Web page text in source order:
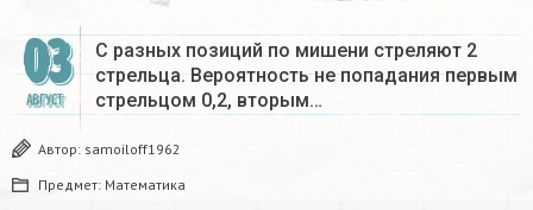
03
АВГУСТ
С разных позиций по мишени стреляют 2
стрельца. Вероятность не попадания первым
стрельцом 0,2, вторым…
Автор: samoiloff1962
Предмет: Математика